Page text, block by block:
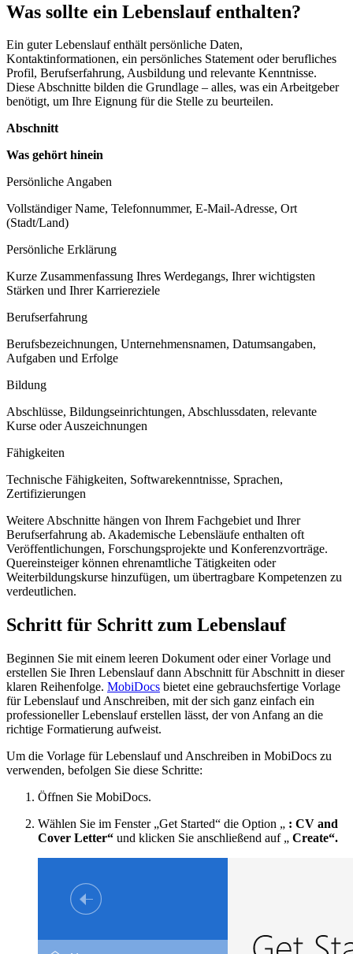
Was sollte ein Lebenslauf enthalten?
Ein guter Lebenslauf enthält persönliche Daten,
Kontaktinformationen, ein persönliches Statement oder berufliches
Profil, Berufserfahrung, Ausbildung und relevante Kenntnisse.
Diese Abschnitte bilden die Grundlage – alles, was ein Arbeitgeber
benötigt, um Ihre Eignung für die Stelle zu beurteilen.
Abschnitt
Was gehört hinein
Persönliche Angaben
Vollständiger Name, Telefonnummer, E-Mail-Adresse, Ort
(Stadt/Land)
Persönliche Erklärung
Kurze Zusammenfassung Ihres Werdegangs, Ihrer wichtigsten
Stärken und Ihrer Karriereziele
Berufserfahrung
Berufsbezeichnungen, Unternehmensnamen, Datumsangaben,
Aufgaben und Erfolge
Bildung
Abschlüsse, Bildungseinrichtungen, Abschlussdaten, relevante
Kurse oder Auszeichnungen
Fähigkeiten
Technische Fähigkeiten, Softwarekenntnisse, Sprachen,
Zertifizierungen
Weitere Abschnitte hängen von Ihrem Fachgebiet und Ihrer
Berufserfahrung ab. Akademische Lebensläufe enthalten oft
Veröffentlichungen, Forschungsprojekte und Konferenzvorträge.
Quereinsteiger können ehrenamtliche Tätigkeiten oder
Weiterbildungskurse hinzufügen, um übertragbare Kompetenzen zu
verdeutlichen.
Schritt für Schritt zum Lebenslauf
Beginnen Sie mit einem leeren Dokument oder einer Vorlage und
erstellen Sie Ihren Lebenslauf dann Abschnitt für Abschnitt in dieser
klaren Reihenfolge. MobiDocs bietet eine gebrauchsfertige Vorlage
für Lebenslauf und Anschreiben, mit der sich ganz einfach ein
professioneller Lebenslauf erstellen lässt, der von Anfang an die
richtige Formatierung aufweist.
Um die Vorlage für Lebenslauf und Anschreiben in MobiDocs zu
verwenden, befolgen Sie diese Schritte:
Öffnen Sie MobiDocs.
Wählen Sie im Fenster „Get Started“ die Option „ : CV and
Cover Letter“ und klicken Sie anschließend auf „ Create“.